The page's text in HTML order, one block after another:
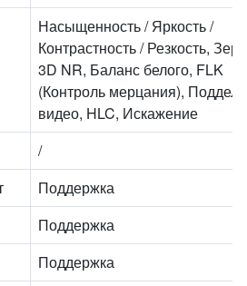
Насыщенность / Яркость /
Контрастность / Резкость,
3D NR, Баланс белого, FLK
(Контроль мерцания),
видео, HLC, Искажение
/
Поддержка
Поддержка
Поддержка